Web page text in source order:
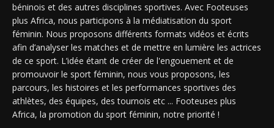
béninois et des autres disciplines sportives. Avec Footeuses
plus Africa, nous participons à la médiatisation du sport
féminin. Nous proposons différents formats vidéos et écrits
afin d’analyser les matches et de mettre en lumière les actrices
de ce sport. L’idée étant de créer de l'engouement et de
promouvoir le sport féminin, nous vous proposons, les
parcours, les histoires et les performances sportives des
athlètes, des équipes, des tournois etc ... Footeuses plus
Africa, la promotion du sport féminin, notre priorité !